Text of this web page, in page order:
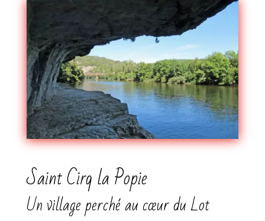
Saint Cirq la Popie
Un village perché au cœur du Lot